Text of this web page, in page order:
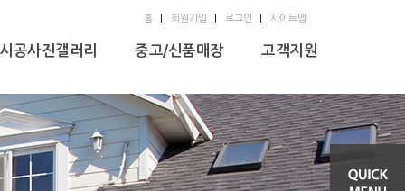
홈 회원가입 로그인 사이트맵
시공사진갤러리 중고/신품매장 고객지원